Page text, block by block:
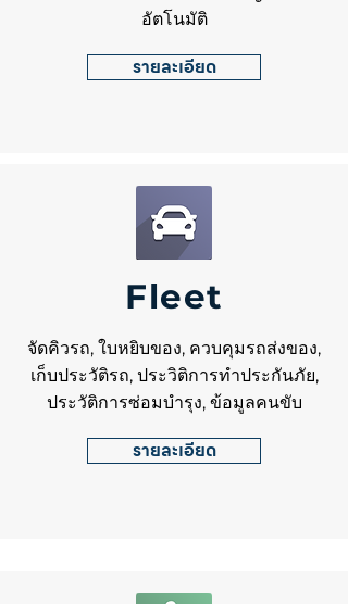
อัตโนมัติ
รายละเอียด
Fleet
จัดคิวรถ, ใบหยิบของ, ควบคุมรถส่งของ,
เก็บประวัติรถ, ประวิติการทำประกันภัย,
ประวัติการซ่อมบำรุง, ข้อมูลคนขับ
รายละเอียด